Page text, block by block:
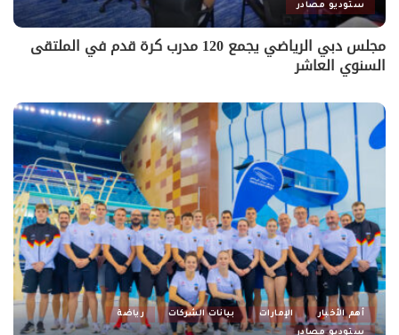
ستوديو مصادر
مجلس دبي الرياضي يجمع 120 مدرب كرة قدم في الملتقى
السنوي العاشر
أهم الأخبار الإمارات بيانات الشركات
رياضة
ستوديو مصادر